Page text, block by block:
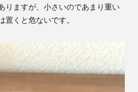
りますが、小さいのであまり重い
置くと危ないです。